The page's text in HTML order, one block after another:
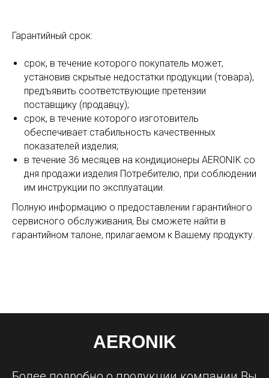
Гарантийный срок:
срок, в течение которого покупатель может,
установив скрытые недостатки продукции (товара),
предъявить соответствующие претензии
поставщику (продавцу);
срок, в течение которого изготовитель
обеспечивает стабильность качественных
показателей изделия;
в течение 36 месяцев на кондиционеры AERONIK со
дня продажи изделия Потребителю, при соблюдении
им инструкции по эксплуатации.
Полную информацию о предоставлении гарантийного
сервисного обслуживания, Вы сможете найти в
гарантийном талоне, прилагаемом к Вашему продукту.
AERONIK